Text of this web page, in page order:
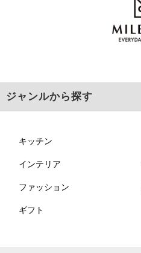
ジャンルから探す
キッチン
インテリア
ファッション
ギフト